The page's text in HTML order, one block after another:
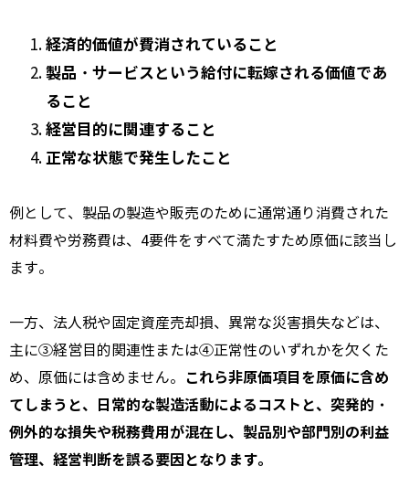
経済的価値が費消されていること
製品・サービスという給付に転嫁される価値であ
ること
経営目的に関連すること
正常な状態で発生したこと
例として、製品の製造や販売のために通常通り消費された
材料費や労務費は、4要件をすべて満たすため原価に該当し
ます。
一方、法人税や固定資産売却損、異常な災害損失などは、
主に③経営目的関連性または④正常性のいずれかを欠くた
め、原価には含めません。
これら非原価項目を原価に含め
てしまうと、日常的な製造活動によるコストと、突発的・
例外的な損失や税務費用が混在し、製品別や部門別の利益
管理、経営判断を誤る要因となります。